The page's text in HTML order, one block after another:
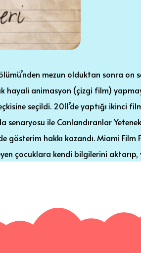
mezun olduktan sonra on
hayali animasyon (çizgi film)
seçildi. 2011’de yaptığı ikinci
senaryosu ile Canlandıranlar
hakkı kazandı. Miami Film
çocuklara kendi bilgilerini